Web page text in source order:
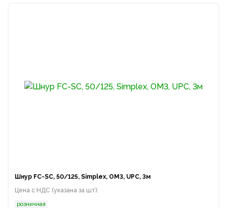
Шнур FC-SC, 50/125, Simplex, OM3, UPC, 3м
Цена с НДС (указана за шт):
розничная